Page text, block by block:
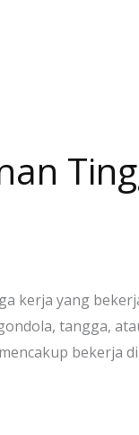
kerja yang
tangga,
bekerja